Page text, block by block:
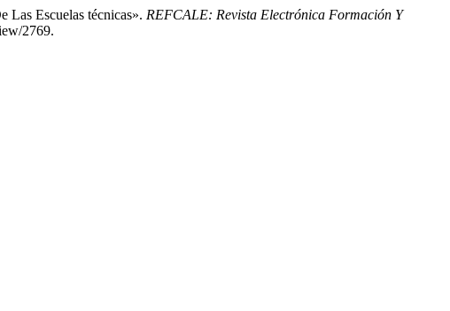
Las Escuelas técnicas». REFCALE: Revista Electrónica Formación Y
2769.